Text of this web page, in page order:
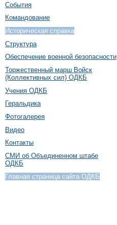
События
Командование
Историческая справка
Структура
Обеспечение военной безопасности
Торжественный марш Войск
(Коллективных сил) ОДКБ
Учения ОДКБ
Геральдика
Фотогалерея
Видео
Контакты
СМИ об Объединенном штабе
ОДКБ
Главная страница сайта ОДКБ